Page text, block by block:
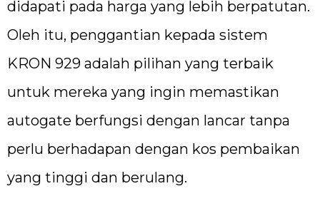
didapati pada harga yang lebih berpatutan.
Oleh itu, penggantian kepada sistem
KRON 929 adalah pilihan yang terbaik
untuk mereka yang ingin memastikan
autogate berfungsi dengan lancar tanpa
perlu berhadapan dengan kos pembaikan
yang tinggi dan berulang.